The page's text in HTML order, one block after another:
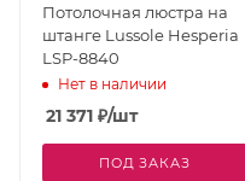
Потолочная люстра на
штанге Lussole Hesperia
LSP-8840
Нет в наличии
21 371 ₽/шт
ПОД ЗАКАЗ